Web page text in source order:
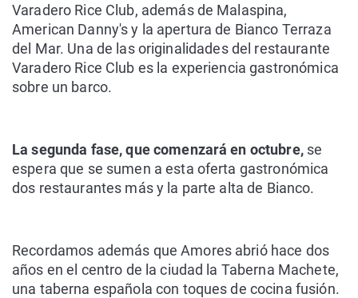
Varadero Rice Club, además de Malaspina,
American Danny's y la apertura de Bianco Terraza
del Mar. Una de las originalidades del restaurante
Varadero Rice Club es la experiencia gastronómica
sobre un barco.
La segunda fase, que comenzará en octubre,se
espera que se sumen a esta oferta gastronómica
dos restaurantes más y la parte alta de Bianco.
Recordamos además que Amores abrió hace dos
años en el centro de la ciudad la Taberna Machete,
una taberna española con toques de cocina fusión.